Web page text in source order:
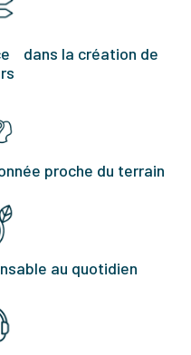
dans la création de
proche du terrain
au quotidien